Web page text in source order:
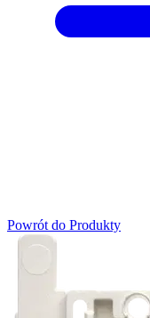
Powrót do Produkty